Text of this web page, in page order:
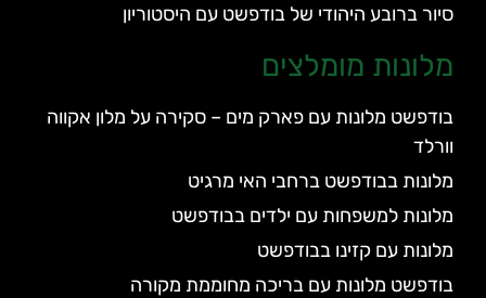
סיור ברובע היהודי של בודפשט עם היסטוריון
מלונות מומלצים
בודפשט מלונות עם פארק מים – סקירה על מלון אקווה
וורלד
מלונות בבודפשט ברחבי האי מרגיט
מלונות למשפחות עם ילדים בבודפשט
מלונות עם קזינו בבודפשט
בודפשט מלונות עם בריכה מחוממת מקורה